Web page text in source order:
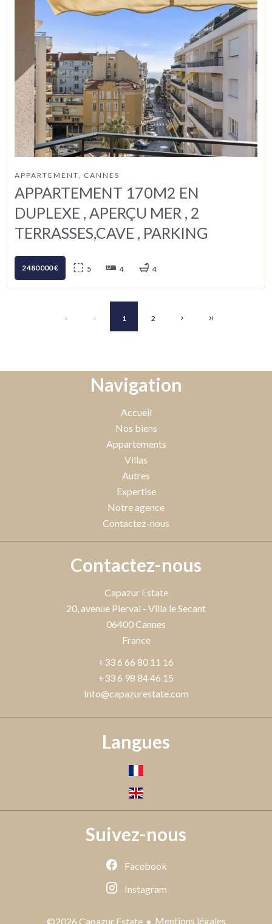
APPARTEMENT, CANNES
APPARTEMENT 170M2 EN
DUPLEXE , APERÇU MER , 2
TERRASSES,CAVE , PARKING
2 480 000 € 5 4 4
1 2
Navigation
Accueil
Nos biens
Appartements
Villas
Autres
Expertise
Notre agence
Contactez-nous
Contactez-nous
Capazur Estate
20, avenue Pierval - Villa le Secant
06400Cannes
France
+33 6 66 80 11 16
+33 6 98 84 46 15
Info@capazurestate.com
Langues
Suivez-nous
Facebook
Instagram
©2026 Capazur Estate Mentions légales